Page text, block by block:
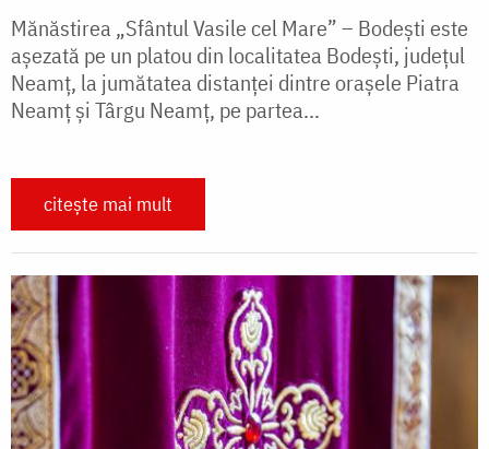
Mănăstirea „Sfântul Vasile cel Mare” – Bodeşti este
aşezată pe un platou din localitatea Bodeşti, judeţul
Neamţ, la jumătatea distanţei dintre oraşele Piatra
Neamţ şi Târgu Neamţ, pe partea...
citește mai mult